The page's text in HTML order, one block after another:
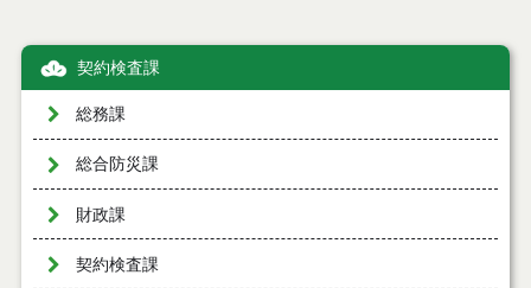
契約検査課
総務課
総合防災課
財政課
契約検査課